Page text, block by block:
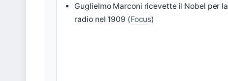
Guglielmo Marconi ricevette il Nobel per la
radio nel 1909 (Focus)